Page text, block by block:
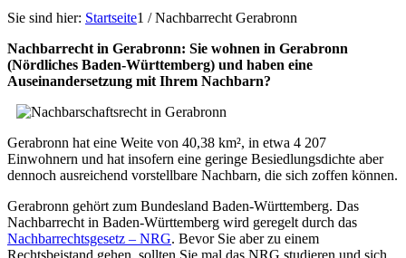
Sie sind hier: Startseite1 / Nachbarrecht Gerabronn
Nachbarrecht in Gerabronn: Sie wohnen in Gerabronn
(Nördliches Baden-Württemberg) und haben eine
Auseinandersetzung mit Ihrem Nachbarn?
Gerabronn hat eine Weite von 40,38 km², in etwa 4 207
Einwohnern und hat insofern eine geringe Besiedlungsdichte aber
dennoch ausreichend vorstellbare Nachbarn, die sich zoffen können.
Gerabronn gehört zum Bundesland Baden-Württemberg. Das
Nachbarrecht in Baden-Württemberg wird geregelt durch das
Nachbarrechtsgesetz – NRG. Bevor Sie aber zu einem
Rechtsbeistand gehen, sollten Sie mal das NRG studieren und sich